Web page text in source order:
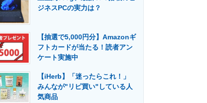
を支援
ィア 建設×テクノロジーの最前線
ジネスPCの実力は？
【抽選で5,000円分】Amazonギ
フトカードが当たる！読者アン
ケート実施中
【iHerb】「迷ったらこれ！」
みんなが"リピ買い"している人
気商品